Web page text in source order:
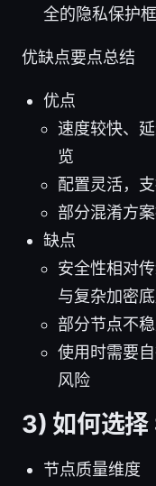
全的隐私保护框
优缺点要点总结
优点
速度较快、
览
配置灵活，
部分混淆方
缺点
安全性相对
与复杂加密
部分节点不
使用时需要
风险
3) 如何选择
节点质量维度